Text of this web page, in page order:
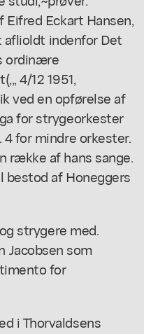
Eckart Hansen,
aflioldt indenfor Det
ordinære
4/12 1951,
ved en opførelse af
for strygeorkester
for mindre orkester.
række af hans sange.
bestod af Honeggers
strygere med.
Jacobsen som
for
i Thorvaldsens